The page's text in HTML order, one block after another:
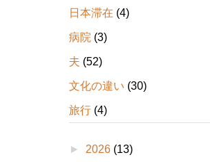
日本滞在 (4)
病院 (3)
夫 (52)
文化の違い (30)
旅行 (4)
► 2026 (13)